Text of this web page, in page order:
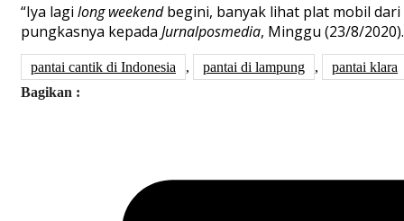
“Iya lagi long weekendbegini, banyak lihat plat mobil dari
pungkasnya kepada Jurnalposmedia, Minggu (23/8/2020).
pantai cantik di Indonesia , pantai di lampung ,
pantai klara
Bagikan :